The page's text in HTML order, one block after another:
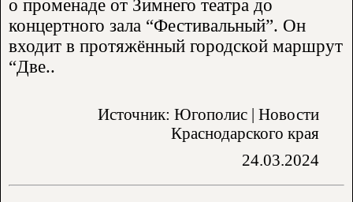
о променаде от Зимнего театра до
концертного зала “Фестивальный”. Он
входит в протяжённый городской маршрут
“Две..
Источник: Югополис | Новости
Краснодарского края
24.03.2024